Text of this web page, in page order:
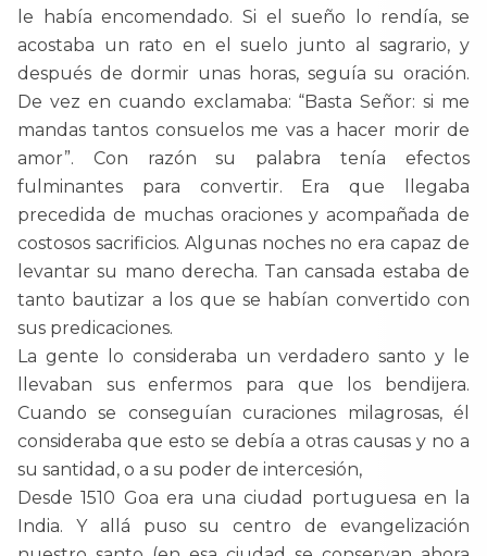
le había encomendado. Si el sueño lo rendía, se
acostaba un rato en el suelo junto al sagrario, y
después de dormir unas horas, seguía su oración.
De vez en cuando exclamaba: “Basta Señor: si me
mandas tantos consuelos me vas a hacer morir de
amor”. Con razón su palabra tenía efectos
fulminantes para convertir. Era que llegaba
precedida de muchas oraciones y acompañada de
costosos sacrificios. Algunas noches no era capaz de
levantar su mano derecha. Tan cansada estaba de
tanto bautizar a los que se habían convertido con
sus predicaciones.
La gente lo consideraba un verdadero santo y le
llevaban sus enfermos para que los bendijera.
Cuando se conseguían curaciones milagrosas, él
consideraba que esto se debía a otras causas y no a
su santidad, o a su poder de intercesión,
Desde 1510 Goa era una ciudad portuguesa en la
India. Y allá puso su centro de evangelización